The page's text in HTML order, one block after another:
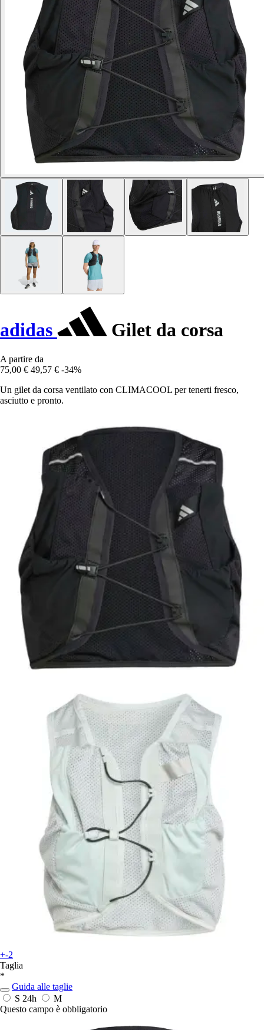
adidas Gilet da corsa
A partire da
75,00 € 49,57 € -34%
Un gilet da corsa ventilato con CLIMACOOL per tenerti fresco,
asciutto e pronto.
+-2
Taglia
*
Guida alle taglie
S 24h
M
Questo campo è obbligatorio